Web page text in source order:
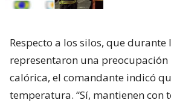
Respecto a los silos, que durante
representaron una preocupación
calórica, el comandante indicó
temperatura. “Sí, mantienen con